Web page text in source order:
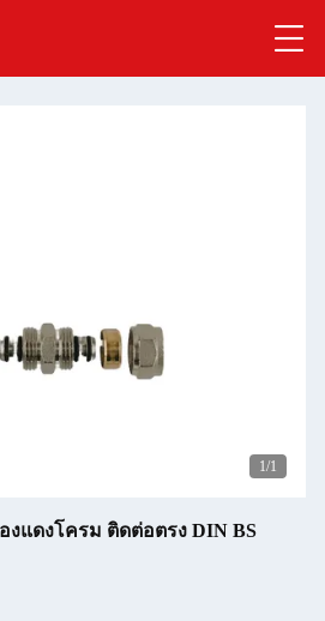
1/1
งแดงโครม ติดต่อตรง DIN BS